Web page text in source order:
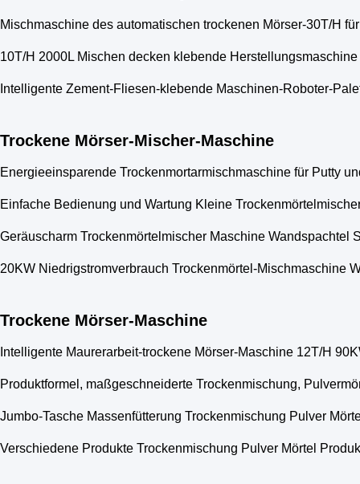
Mischmaschine des automatischen trockenen Mörser-30T/H
10T/H 2000L Mischen decken klebende
Intelligente Zement-Fliesen-klebende Maschinen-Roboter-
Trockene Mörser-Mischer-Maschine
Energieeinsparende Trockenmortarmischmaschine für Putty
Einfache Bedienung und Wartung Kleine
Geräuscharm Trockenmörtelmischer Maschine
20KW Niedrigstromverbrauch Trockenmörtel-Mischmaschine
Trockene Mörser-Maschine
Intelligente Maurerarbeit-trockene Mörser-Maschine 12T/H
Produktformel, maßgeschneiderte Trockenmischung,
Jumbo-Tasche Massenfütterung Trockenmischung Pulver
Verschiedene Produkte Trockenmischung Pulver Mörtel